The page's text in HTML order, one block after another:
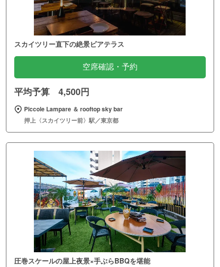
スカイツリー直下の絶景ビアテラス
空席確認・予約
平均予算 4,500円
Piccole Lampare ＆ rooftop sky bar
押上〈スカイツリー前〉駅／東京都
圧巻スケールの屋上夜景×手ぶらBBQを堪能